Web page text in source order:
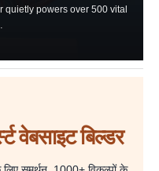
quietly powers over 500 vital
वेबसाइट बिल्डर